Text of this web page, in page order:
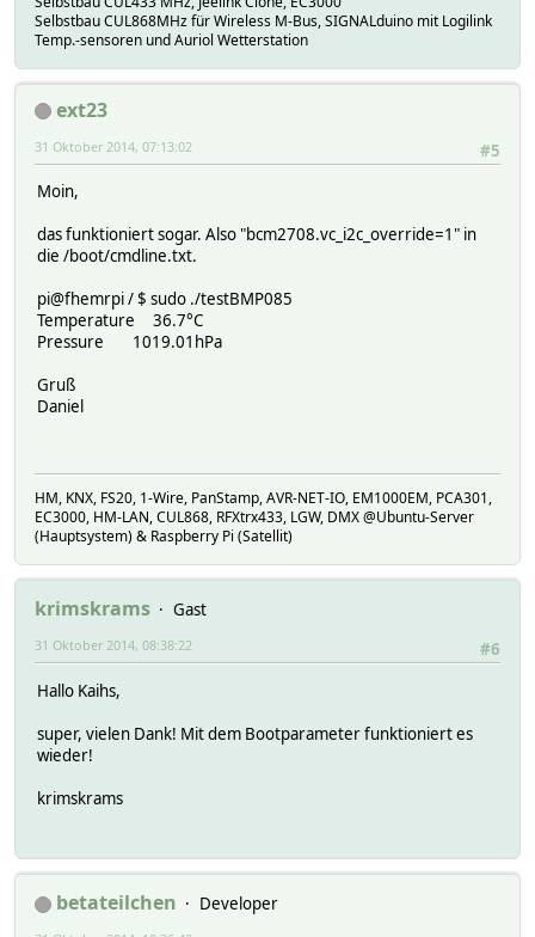
Selbstbau CUL868MHz für Wireless M-Bus, SIGNALduino mit Logilink
Temp.-sensoren und Auriol Wetterstation
ext23
#5
31 Oktober 2014, 07:13:02
Moin,
das funktioniert sogar. Also "bcm2708.vc_i2c_override=1" in
die /boot/cmdline.txt.
pi@fhemrpi / $ sudo ./testBMP085
Temperature 36.7°C
Pressure 1019.01hPa
Gruß
Daniel
HM, KNX, FS20, 1-Wire, PanStamp, AVR-NET-IO, EM1000EM, PCA301,
EC3000, HM-LAN, CUL868, RFXtrx433, LGW, DMX @Ubuntu-Server
(Hauptsystem) & Raspberry Pi (Satellit)
krimskrams
Gast
#6
31 Oktober 2014, 08:38:22
Hallo Kaihs,
super, vielen Dank! Mit dem Bootparameter funktioniert es
wieder!
krimskrams
betateilchen
Developer